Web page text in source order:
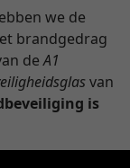
we de
brandgedrag
deA1
van
is